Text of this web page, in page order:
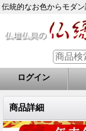
伝統的なお色からモダ
ログイン
商品詳細